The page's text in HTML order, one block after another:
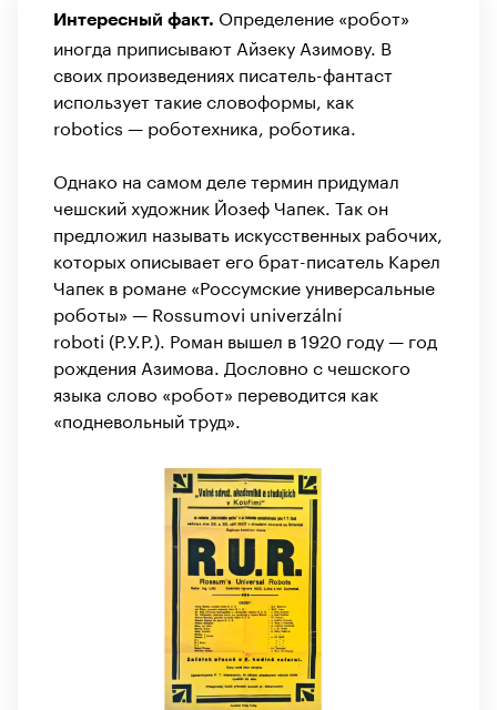
Интересный факт. Определение «робот»
иногда приписывают Айзеку Азимову. В
своих произведениях писатель-фантаст
использует такие словоформы, как
robotics — роботехника, роботика.
Однако на самом деле термин придумал
чешский художник Йозеф Чапек. Так он
предложил называть искусственных рабочих,
которых описывает его брат-писатель Карел
Чапек в романе «Россумские универсальные
роботы» — Rossumovi univerzální
roboti (Р.У.Р.). Роман вышел в 1920 году — год
рождения Азимова. Дословно с чешского
языка слово «робот» переводится как
«подневольный труд».